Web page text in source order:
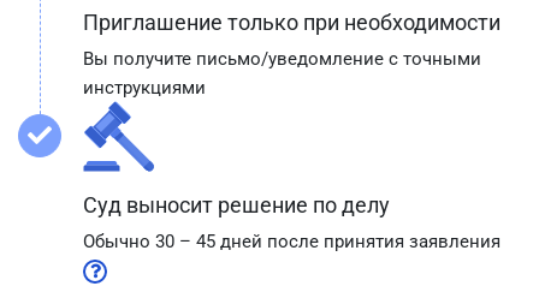
Приглашение только при необходимости
Вы получите письмо/уведомление с точными
инструкциями
Суд выносит решение по делу
Обычно 30 – 45 дней после принятия заявления